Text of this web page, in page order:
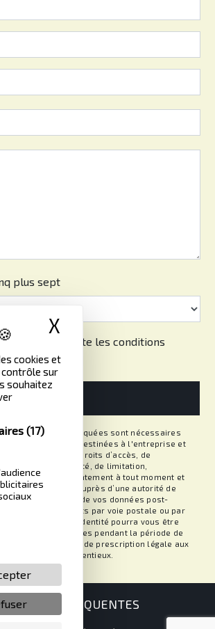
cookies et
contrôle sur
souhaitez
(17)
X Masquer le
plus sept
case, j'accepte les conditions
dessous **
communiquées sont nécessaires
Elles sont destinées à l'entreprise et
Vous disposez de droits d’accès, de
de portabilité, de limitation,
de votre consentement à tout moment et
une réclamation auprès d’une autorité de
d’organiser le sort de vos données post-
exercer ces droits par voie postale ou par
Un justificatif d'identité pourra vous être
vos données pendant la période de
pendant la durée de prescription légale aux
de gestion des contentieux.
FRÉQUENTES